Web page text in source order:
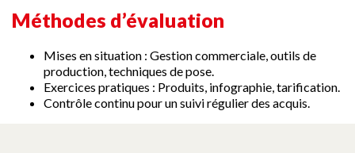
Méthodes d’évaluation
Mises en situation : Gestion commerciale, outils de
production, techniques de pose.
Exercices pratiques : Produits, infographie, tarification.
Contrôle continu pour un suivi régulier des acquis.